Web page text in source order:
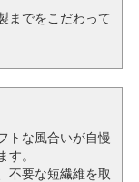
までをこだわって
トな風合いが自慢
。
不要な短繊維を取